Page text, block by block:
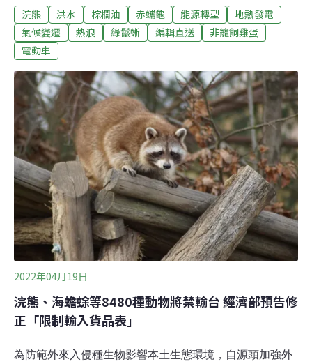
病毒，結構算穩定，在猴、鼠等動物都有發現過，傳播途
徑是接觸傳播，國內的野生動物都沒有監測到猴痘病毒，
評估對台灣不會有立即危險性。（自由時報報導）海保署
野放赤蠵龜衛星追蹤 盼藉洄游了解分布海域 海洋保育署
20日在台東海岸野放一隻保育類赤蠵龜，並在其身上裝設
衛星發報器，這也是首次救援康復赤蠵龜後裝設衛星發報
器，盼透過海龜後續洄游資訊，更加了解赤蠵龜在台灣周
邊海域可能的分布範圍。（中央社報導）
浣熊 洪水 棕櫚油 赤蠵龜 能源轉型
地熱發電
氣候變遷
熱浪 綠鬣蜥 編輯直送
非籠飼雞蛋
電動車
2022年04月19日
浣熊、海蟾蜍等8480種動物將禁輸台 經濟部預告修
正「限制輸入貨品表」
為防範外來入侵種生物影響本土生態環境，自源頭加強外